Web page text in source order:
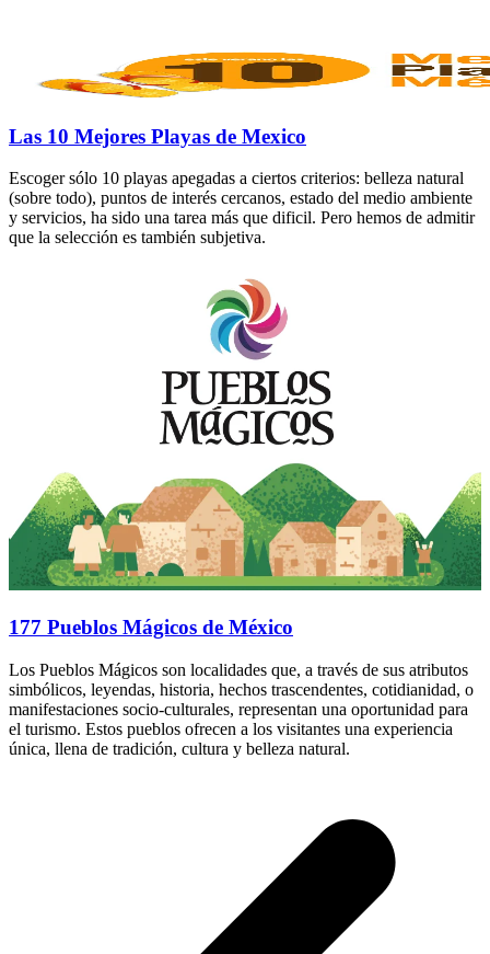
Las 10 Mejores Playas de Mexico
Escoger sólo 10 playas apegadas a ciertos criterios: belleza natural
(sobre todo), puntos de interés cercanos, estado del medio ambiente
y servicios, ha sido una tarea más que dificil. Pero hemos de admitir
que la selección es también subjetiva.
177 Pueblos Mágicos de México
Los Pueblos Mágicos son localidades que, a través de sus atributos
simbólicos, leyendas, historia, hechos trascendentes, cotidianidad, o
manifestaciones socio-culturales, representan una oportunidad para
el turismo. Estos pueblos ofrecen a los visitantes una experiencia
única, llena de tradición, cultura y belleza natural.